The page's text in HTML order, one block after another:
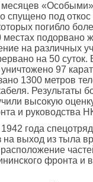
месяцев
спущено под
погибло
подорвано
на различных
на 50 суток.
97
1300 метров
Результаты
высокую
и руководства
года
на выход из тыла
фронта и